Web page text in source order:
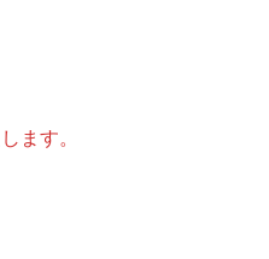
ます。